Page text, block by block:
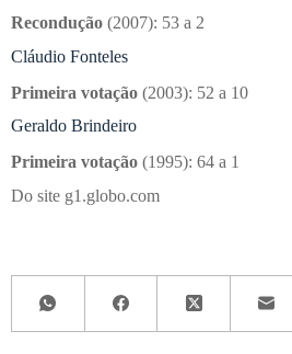
Recondução (2007): 53 a 2
Cláudio Fonteles
Primeira votação (2003): 52 a 10
Geraldo Brindeiro
Primeira votação (1995): 64 a 1
Do site g1.globo.com